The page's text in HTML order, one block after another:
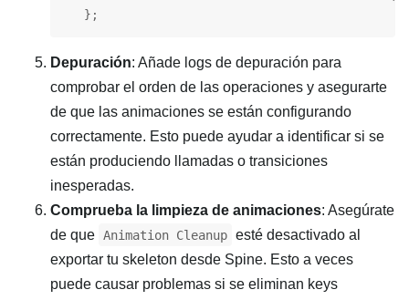
   };
Depuración: Añade logs de depuración para
comprobar el orden de las operaciones y asegurarte
de que las animaciones se están configurando
correctamente. Esto puede ayudar a identificar si se
están produciendo llamadas o transiciones
inesperadas.
Comprueba la limpieza de animaciones: Asegúrate
de que Animation Cleanup esté desactivado al
exportar tu skeleton desde Spine. Esto a veces
puede causar problemas si se eliminan keys